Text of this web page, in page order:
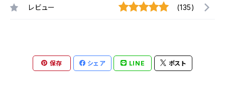
レビュー (135)
保存 シェア LINE ポスト